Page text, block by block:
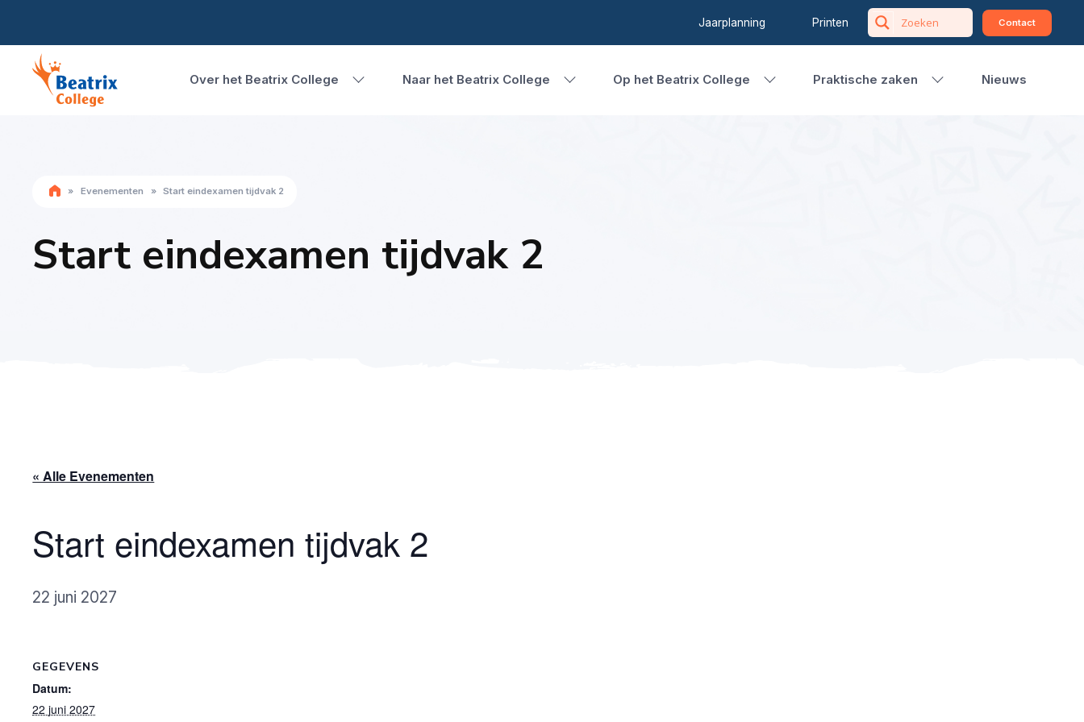
Jaarplanning Printen Contact
Over het Beatrix College Naar het Beatrix College Op het Beatrix College Praktische zaken Nieuws
» Evenementen » Start eindexamen tijdvak 2
Start eindexamen tijdvak 2
« Alle Evenementen
Start eindexamen tijdvak 2
22 juni 2027
GEGEVENS
Datum:
22 juni 2027